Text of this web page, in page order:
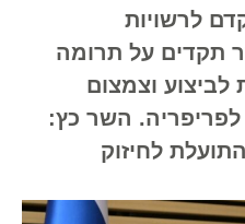
לרשויות
תקדים על תרומה
וצמצום
לפריפריה. השר כץ:
לחיזוק